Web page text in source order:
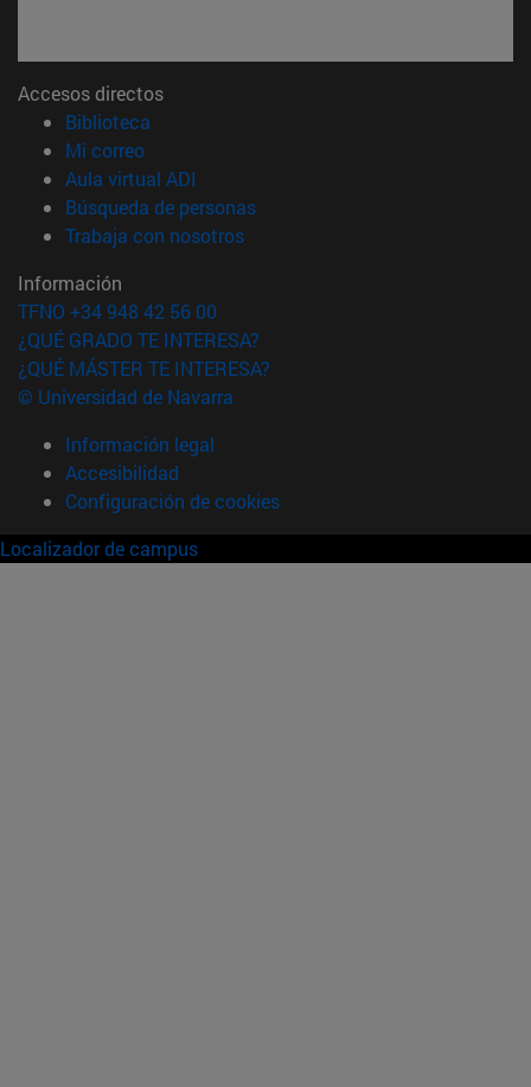
Accesos directos
Biblioteca
Mi correo(abre en nueva ventana)
Aula virtual ADI
Búsqueda de personas(abre en nueva ventana)
Trabaja con nosotros(abre en nueva ventana)
Información
TFNO +34 948 42 56 00
¿QUÉ GRADO TE INTERESA?
¿QUÉ MÁSTER TE INTERESA?
© Universidad de Navarra
Información legal
Accesibilidad
Configuración de cookies
Localizador de campus